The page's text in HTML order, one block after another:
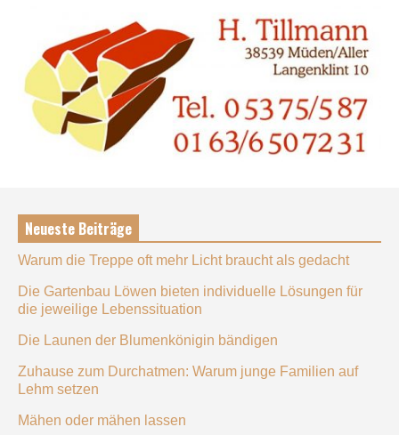
Neueste Beiträge
Warum die Treppe oft mehr Licht braucht als gedacht
Die Gartenbau Löwen bieten individuelle Lösungen für
die jeweilige Lebenssituation
Die Launen der Blumenkönigin bändigen
Zuhause zum Durchatmen: Warum junge Familien auf
Lehm setzen
Mähen oder mähen lassen